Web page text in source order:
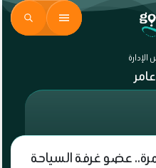
عضو غرفة السياحة